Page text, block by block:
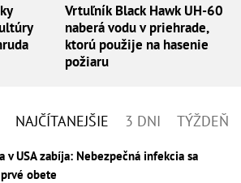
Vrtuľník Black Hawk UH-60
naberá vodu v priehrade,
ktorú použije na hasenie
požiaru
NAJČÍTANEJŠIE 3 DNI TÝŽDEŇ
v USA zabíja: Nebezpečná infekcia sa
obete